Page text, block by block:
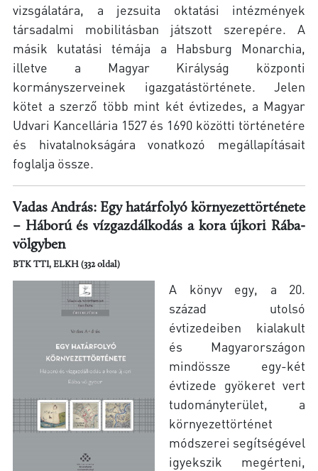
vizsgálatára, a jezsuita oktatási intézmények
társadalmi mobilitásban játszott szerepére. A
másik kutatási témája a Habsburg Monarchia,
illetve a Magyar Királyság központi
kormányszerveinek igazgatástörténete. Jelen
kötet a szerző több mint két évtizedes, a Magyar
Udvari Kancellária 1527 és 1690 közötti történetére
és hivatalnokságára vonatkozó megállapításait
foglalja össze.
Vadas András: Egy határfolyó környezettörténete
– Háború és vízgazdálkodás a kora újkori Rába-
völgyben
BTK TTI, ELKH (332 oldal)
A könyv egy, a 20.
század utolsó
évtizedeiben kialakult
és Magyarországon
mindössze egy-két
évtizede gyökeret vert
tudományterület, a
környezettörténet
módszerei segítségével
igyekszik megérteni,